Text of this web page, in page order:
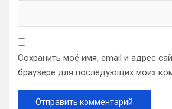
Сохранить моё имя, email и адрес
браузере для последующих моих